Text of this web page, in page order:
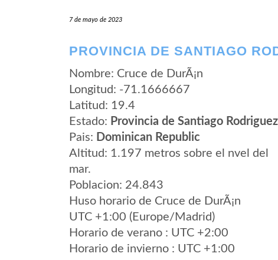
7 de mayo de 2023
PROVINCIA DE SANTIAGO
Nombre: Cruce de DurÃ¡n
Longitud: -71.1666667
Latitud: 19.4
Estado: Provincia de Santiago Rodriguez
Pais: Dominican Republic
Altitud: 1.197 metros sobre el nvel del
mar.
Poblacion: 24.843
Huso horario de Cruce de DurÃ¡n
UTC +1:00 (Europe/Madrid)
Horario de verano : UTC +2:00
Horario de invierno : UTC +1:00